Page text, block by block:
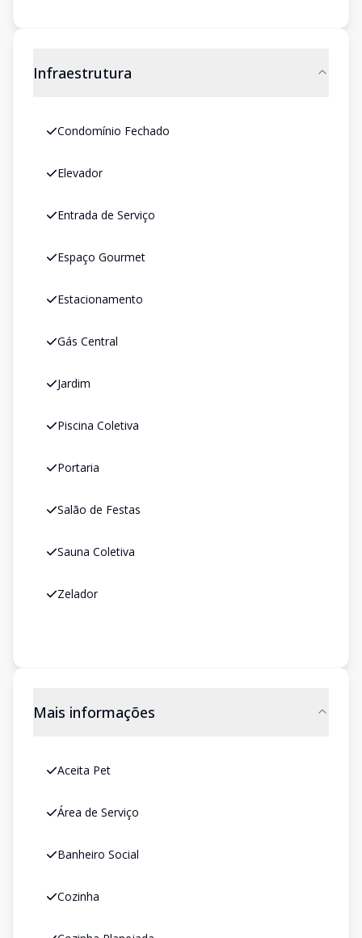
Infraestrutura
Condomínio Fechado
Elevador
Entrada de Serviço
Espaço Gourmet
Estacionamento
Gás Central
Jardim
Piscina Coletiva
Portaria
Salão de Festas
Sauna Coletiva
Zelador
Mais informações
Aceita Pet
Área de Serviço
Banheiro Social
Cozinha